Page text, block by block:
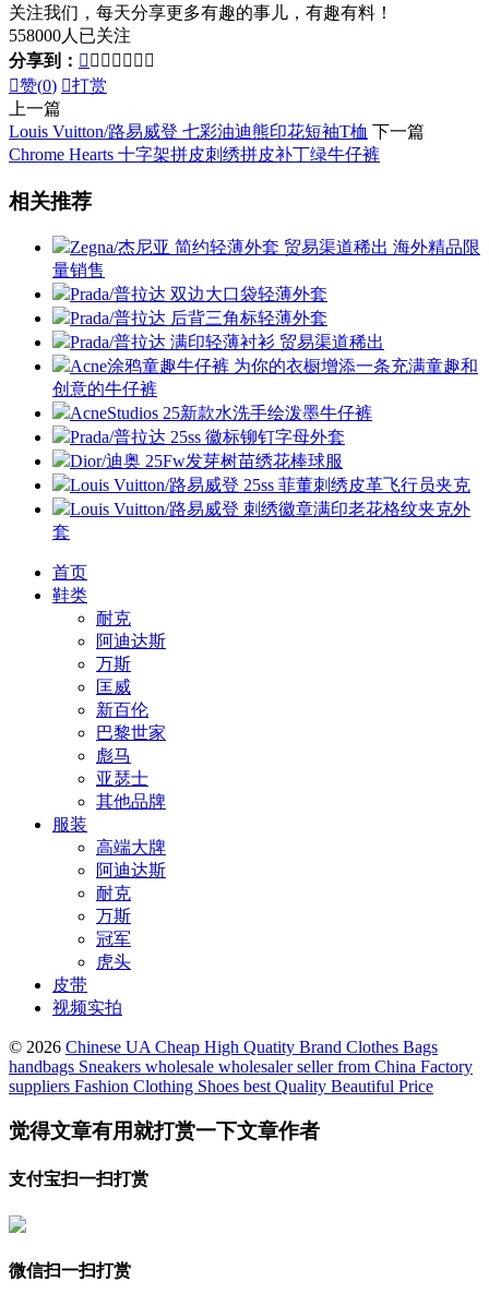
关注我们，每天分享更多有趣的事儿，有趣有料！
558000人已关注
分享到：       
赞(0) 打赏
上一篇
Louis Vuitton/路易威登 七彩油迪熊印花短袖T桖 下一篇
Chrome Hearts 十字架拼皮刺绣拼皮补丁绿牛仔裤
相关推荐
Zegna/杰尼亚 简约轻薄外套 贸易渠道稀出 海外精品限
量销售
Prada/普拉达 双边大口袋轻薄外套
Prada/普拉达 后背三角标轻薄外套
Prada/普拉达 满印轻薄衬衫 贸易渠道稀出
Acne涂鸦童趣牛仔裤 为你的衣橱增添一条充满童趣和
创意的牛仔裤
AcneStudios 25新款水洗手绘泼墨牛仔裤
Prada/普拉达 25ss 徽标铆钉字母外套
Dior/迪奥 25Fw发芽树苗绣花棒球服
Louis Vuitton/路易威登 25ss 菲董刺绣皮革飞行员夹克
Louis Vuitton/路易威登 刺绣徽章满印老花格纹夹克外
套
首页
鞋类
耐克
阿迪达斯
万斯
匡威
新百伦
巴黎世家
彪马
亚瑟士
其他品牌
服装
高端大牌
阿迪达斯
耐克
万斯
冠军
虎头
皮带
视频实拍
© 2026 Chinese UA Cheap High Quatity Brand Clothes Bags
handbags Sneakers wholesale wholesaler seller from China Factory
suppliers Fashion Clothing Shoes best Quality Beautiful Price
觉得文章有用就打赏一下文章作者
支付宝扫一扫打赏
微信扫一扫打赏